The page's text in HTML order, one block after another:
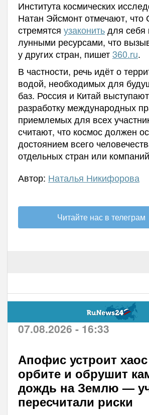
Института космических
Натан Эйсмонт отмечают,
стремятся узаконитьдля себя
лунными ресурсами, что
у других стран, пишет360.ru.
В частности, речь идёт о
водой, необходимых для
баз. Россия и Китай
разработку международных
приемлемых для всех
считают, что космос должен
достоянием всего
отдельных стран или
Автор: Наталья Никифорова
Читайте нас в телеграм
07.08.2026 - 16:33
Апофис устроит
орбите и обрушит
дождь на Землю —
пересчитали риски